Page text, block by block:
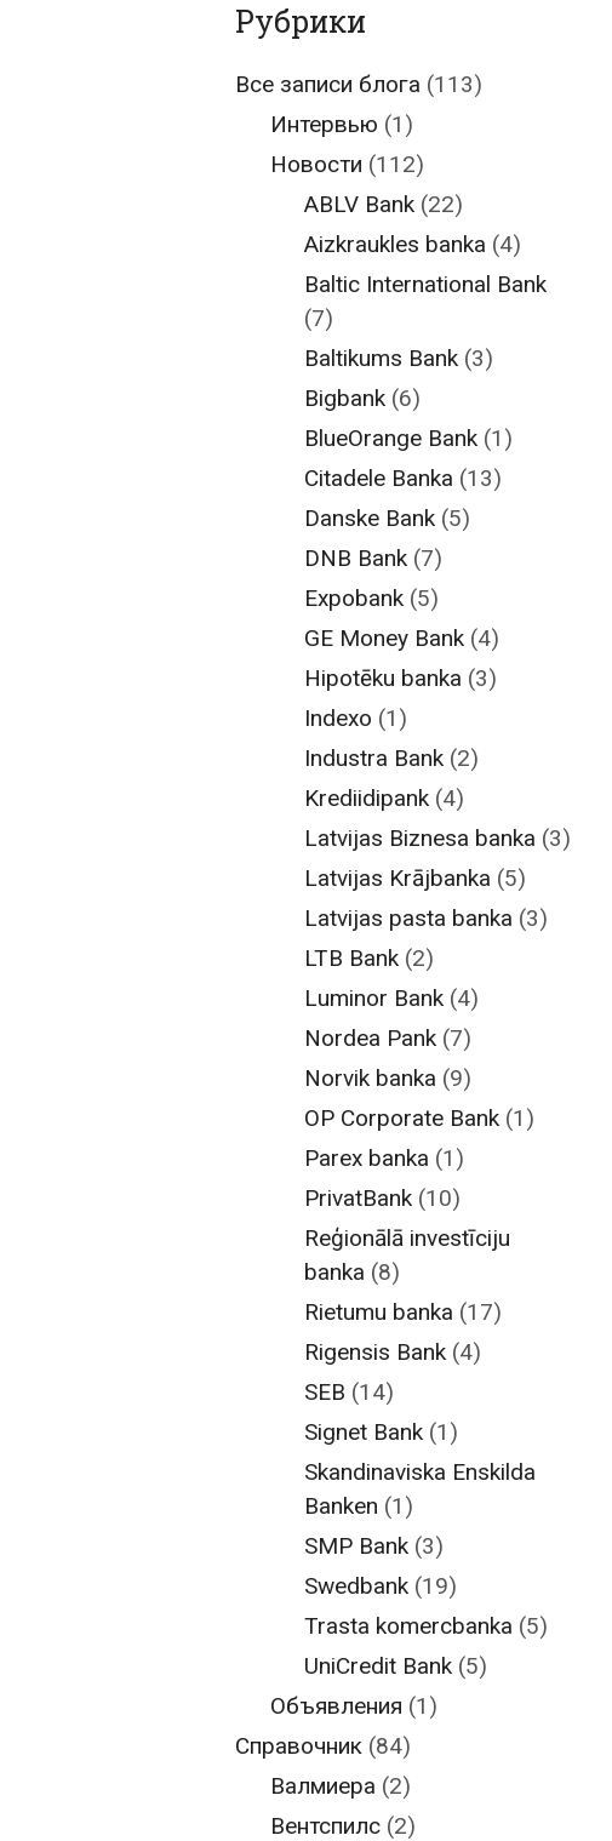
Рубрики
Все записи блога (113)
Интервью (1)
Новости (112)
ABLV Bank (22)
Aizkraukles banka (4)
Baltic International Bank
(7)
Baltikums Bank (3)
Bigbank (6)
BlueOrange Bank (1)
Citadele Banka (13)
Danske Bank (5)
DNB Bank (7)
Expobank (5)
GE Money Bank (4)
Hipotēku banka (3)
Indexo (1)
Industra Bank (2)
Krediidipank (4)
Latvijas Biznesa banka (3)
Latvijas Krājbanka (5)
Latvijas pasta banka (3)
LTB Bank (2)
Luminor Bank (4)
Nordea Pank (7)
Norvik banka (9)
OP Corporate Bank (1)
Parex banka (1)
PrivatBank (10)
Reģionālā investīciju
banka (8)
Rietumu banka (17)
Rigensis Bank (4)
SEB (14)
Signet Bank (1)
Skandinaviska Enskilda
Banken (1)
SMP Bank (3)
Swedbank (19)
Trasta komercbanka (5)
UniCredit Bank (5)
Объявления (1)
Справочник (84)
Валмиера (2)
Вентспилс(2)